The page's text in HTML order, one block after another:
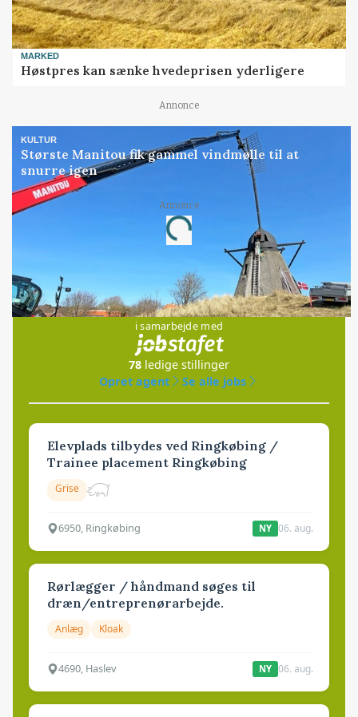
MARKED
Høstpres kan sænke hvedeprisen yderligere
Annonce
KULTUR
Største Manitou fik gammel vindmølle til at
snurre igen
Annonce
Loading...
Jobs
i samarbejde med
78 ledige stillinger
Opret agent
Se alle jobs
Elevplads tilbydes ved Ringkøbing /
Trainee placement Ringkøbing
Grise
6950, Ringkøbing NY 06. aug.
Rørlægger / håndmand søges til
dræn/entreprenørarbejde.
Anlæg Kloak
4690, Haslev NY 06. aug.